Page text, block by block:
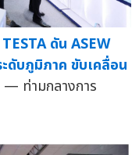
ดัน ASEW
ดับภูมิภาค ขับเคลื่อน
— ท่ามกลางการ